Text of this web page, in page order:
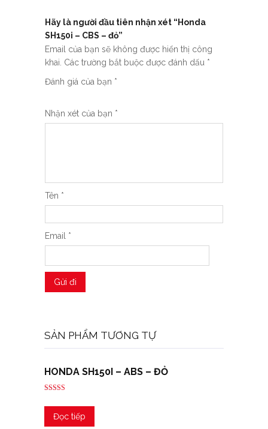
Hãy là người đầu tiên nhận xét “Honda
SH150i – CBS – đỏ”
Email của bạn sẽ không được hiển thị công
khai. Các trường bắt buộc được đánh dấu *
Đánh giá của bạn *
Nhận xét của bạn *
Tên *
Email *
SẢN PHẨM TƯƠNG TỰ
HONDA SH150I – ABS – ĐỎ
hạng
5.00
5 saoĐọc tiếp